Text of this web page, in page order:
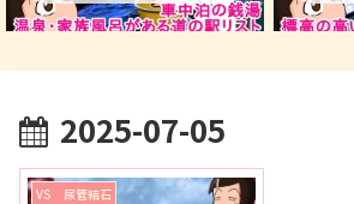
2025-07-05
VS 尿管結石